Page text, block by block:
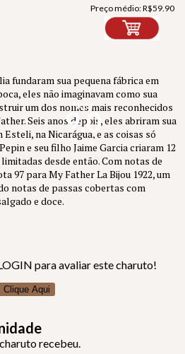
Nota
9.0
16 aval.
Preço médio:R$59.90
fundaram sua pequena fábrica em
eles não imaginavam como sua
um dos nomes mais reconhecidos
Seis anos depois, eles abriram sua
na Nicarágua, e as coisas só
e seu filho Jaime Garcia criaram 12
desde então. Com notas de
97 para My Father La Bijou 1922, um
notas de passas cobertas com
e doce.
para avaliar este charuto!
Clique Aqui
recebeu.